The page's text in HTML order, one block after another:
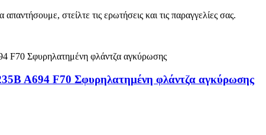
στείλτε τις ερωτήσεις και τις παραγγελίες σας.
A694 F70 Σφυρηλατημένη φλάντζα αγκύρωσης